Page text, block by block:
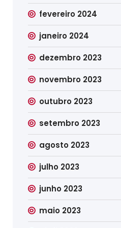
fevereiro 2024
janeiro 2024
dezembro 2023
novembro 2023
outubro 2023
setembro 2023
agosto 2023
julho 2023
junho 2023
maio 2023